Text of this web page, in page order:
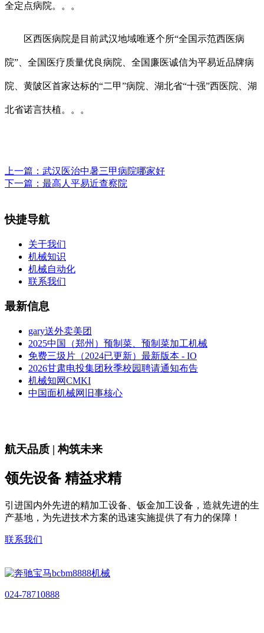
全定点病院。。。
区西医病院是目前武汉地域唯逐个所“全国示范西医病
院”、全国医疗质量优良病院、全国廉医诚信为平易近品牌病
院、黄陂区首家达标的“二甲”病院、湖北省“十强”西医院、湖
北省诺言扶植。。。
上一篇： 武汉医治中暑三甲病院哪家好
下一篇： 最高人平易近查察院
快捷导航
关于我们
机械知识
机械自动化
联系我们
最新信息
gary送外卖美团
2025中国（郑州）预制菜、预制菜加工机械
免费三圾片（2024已更新）最新版本 - IO
2026甘肃电投集团秋季校园聘请通知布告
机械知网CMKI
中国面机械网旧事核心
航天品质 | 构筑未来
领先设备 精益求精
引进国内外先进的精加工设备、钣金加工设备，造就先进的生
产基地，为先进技术方案的迅速实施提供了有力的保障！
联系我们
024-78710888